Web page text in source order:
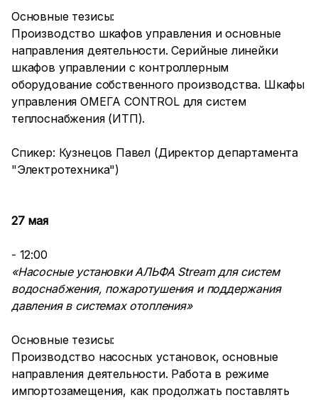
Основные тезисы:
Производство шкафов управления и основные
направления деятельности. Серийные линейки
шкафов управлении с контроллерным
оборудование собственного производства. Шкафы
управления ОМЕГА CONTROL для систем
теплоснабжения (ИТП).
Спикер: Кузнецов Павел (Директор департамента
"Электротехника")
27 мая
- 12:00
«Насосные установки АЛЬФА Stream для систем
водоснабжения, пожаротушения и поддержания
давления в системах отопления»
Основные тезисы:
Производство насосных установок, основные
направления деятельности. Работа в режиме
импортозамещения, как продолжать поставлять